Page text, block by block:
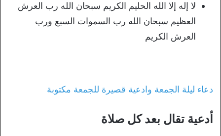
لا إله إلا الله الحليم الكريم سبحان الله رب العرش
العظيم سبحان الله رب السموات السبع ورب
العرش الكريم
دعاء ليلة الجمعة وادعية قصيرة للجمعة مكتوبة
أدعية تقال بعد كل صلاة